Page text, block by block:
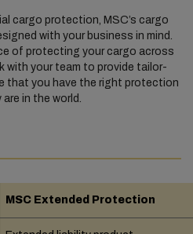
cargo protection, MSC’s cargo
with your business in mind.
of protecting your cargo across
with your team to provide tailor-
that you have the right protection
in the world.
MSC Extended Protection